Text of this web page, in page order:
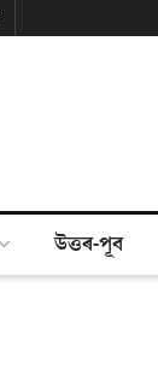
উত্তৰ-পূব